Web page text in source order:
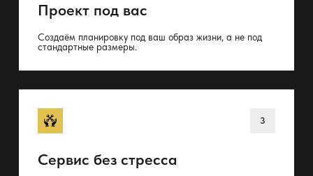
Проект под вас
Создаём планировку под ваш образ жизни, а не под
стандартные размеры.
Сервис без стресса